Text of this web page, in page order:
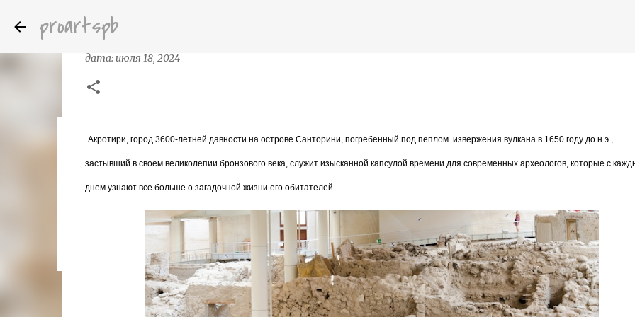
proartspb
Бумажные скульптуры канадского художника Келвина Николса (Calvin Nicholls)
дата:октября 14, 2022
дата: июля 18, 2024
Акротири, город 3600-летней давности на острове Санторини, погребенный под пеплом извержения вулкана в 1650 году до н.э.,
застывший в своем великолепии бронзового века, служит изысканной капсулой времени для современных археологов, которые с
днем узнают все больше о загадочной жизни его обитателей.